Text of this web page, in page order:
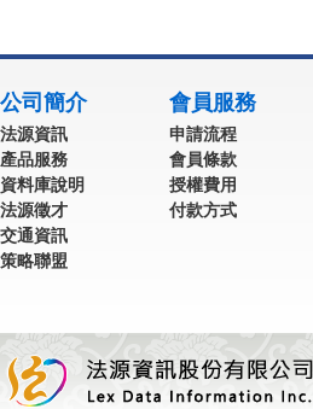
公司簡介
法源資訊
產品服務
資料庫說明
法源徵才
交通資訊
策略聯盟
會員服務
申請流程
會員條款
授權費用
付款方式